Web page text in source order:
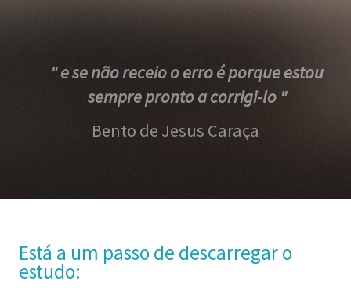
" e se não receio o erro é porque estou
sempre pronto a corrigi-lo "
Bento de Jesus Caraça
Está a um passo de descarregar o
estudo: